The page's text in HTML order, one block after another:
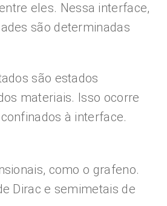
eles. Nessa interface,
são determinadas
são estados
materiais. Isso ocorre
à interface.
como o grafeno.
Dirac e semimetais de